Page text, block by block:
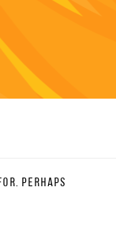
Perhaps